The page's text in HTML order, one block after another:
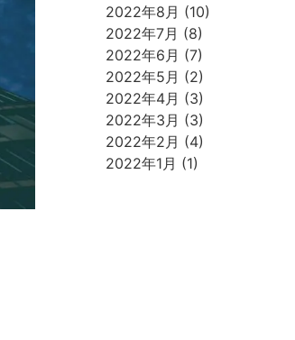
2022年8月 (10)
2022年7月 (8)
2022年6月 (7)
2022年5月 (2)
2022年4月 (3)
2022年3月 (3)
2022年2月 (4)
2022年1月 (1)